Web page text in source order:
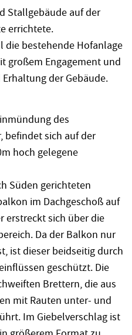
Stallgebäude auf der
errichtete.
die bestehende Hofanlage
großem Engagement und
der Gebäude.
des
befindet sich auf der
hoch gelegene
Süden gerichteten
im Dachgeschoß auf
erstreckt sich über die
Da der Balkon nur
ist dieser beidseitig durch
geschützt. Die
Brettern, die aus
mit Rauten unter- und
Im Giebelverschlag ist